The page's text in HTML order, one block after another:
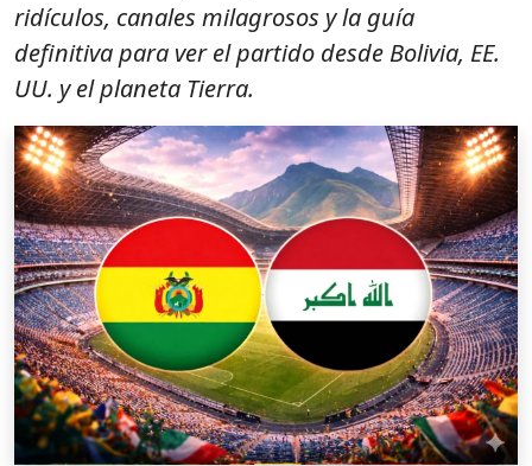
ridículos, canales milagrosos y la guía
definitiva para ver el partido desde Bolivia, EE.
UU. y el planeta Tierra.